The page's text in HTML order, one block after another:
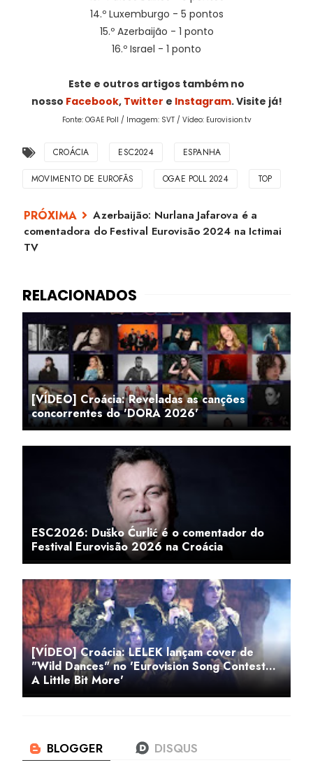
14.º Luxemburgo - 5 pontos
15.º Azerbaijão - 1 ponto
16.º Israel - 1 ponto
Este e outros artigos também no
nosso Facebook, Twitter e Instagram. Visite já!
Fonte: OGAE Poll / Imagem: SVT / Vídeo: Eurovision.tv
CROÁCIA ESC2024 ESPANHA
MOVIMENTO DE EUROFÃS OGAE POLL 2024 TOP
Azerbaijão: Nurlana Jafarova é a
comentadora do Festival Eurovisão 2024 na Ictimai
TV
[VÍDEO] Croácia: Reveladas as canções
concorrentes do 'DORA 2026'
ESC2026: Duško Ćurlić é o comentador do
Festival Eurovisão 2026 na Croácia
[VÍDEO] Croácia: LELEK lançam cover de
"Wild Dances" no 'Eurovision Song Contest...
A Little Bit More'